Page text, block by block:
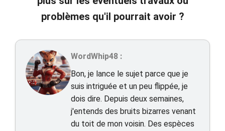
problèmes qu'il pourrait avoir ?
WordWhip48 :
Bon, je lance le sujet parce que je
suis intriguée et un peu flippée, je
dois dire. Depuis deux semaines,
j'entends des bruits bizarres venant
du toit de mon voisin. Des espèces